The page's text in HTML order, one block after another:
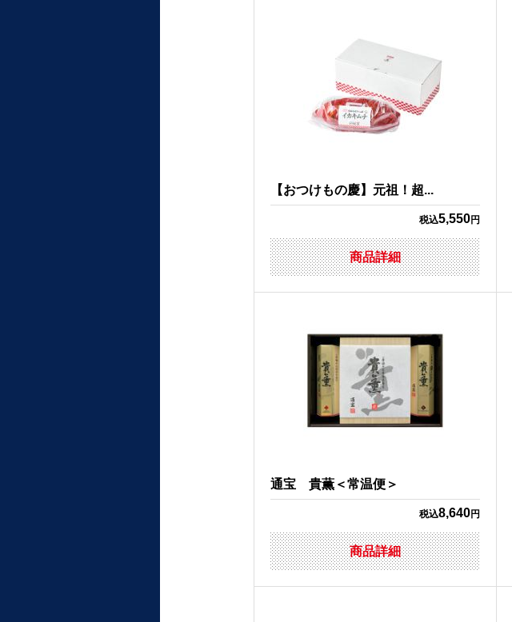
【おつけもの慶】元祖！超...
税込5,550円
商品詳細
通宝 貴薫＜常温便＞
税込8,640円
商品詳細